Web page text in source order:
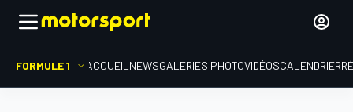
FORMULE 1 ACCUEIL NEWSGALERIES PHOTOVIDÉOSCALENDRIER